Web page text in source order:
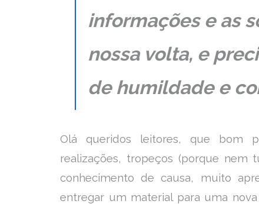
informações e as
nossa volta, e
de humildade e
Olá queridos leitores, que bom
realizações, tropeços (porque
conhecimento de causa, muito
entregar um material para uma